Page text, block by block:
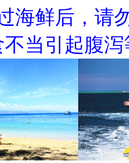
海鲜后，请
不当引起腹